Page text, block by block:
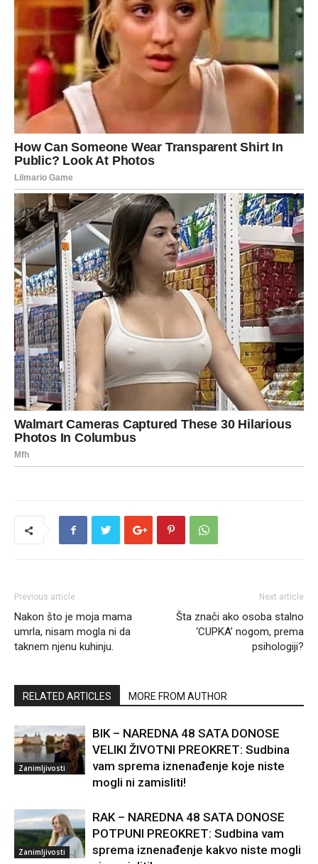
Previous article
Nakon što je moja mama
umrla, nisam mogla ni da
taknem njenu kuhinju.
Next article
Šta znači ako osoba stalno
‘CUPKA’ nogom, prema
psihologiji?
RELATED ARTICLES MORE FROM AUTHOR
Zanimljivosti
BIK – NAREDNA 48 SATA DONOSE
VELIKI ŽIVOTNI PREOKRET: Sudbina
vam sprema iznenađenje koje niste
mogli ni zamisliti!
Zanimljivosti
RAK – NAREDNA 48 SATA DONOSE
POTPUNI PREOKRET: Sudbina vam
sprema iznenađenje kakvo niste mogli